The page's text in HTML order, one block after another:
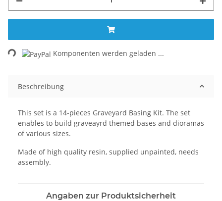
Komponenten werden geladen ...
Beschreibung
This set is a 14-pieces Graveyard Basing Kit. The set
enables to build graveayrd themed bases and dioramas
of various sizes.
Made of high quality resin, supplied unpainted, needs
assembly.
Angaben zur Produktsicherheit